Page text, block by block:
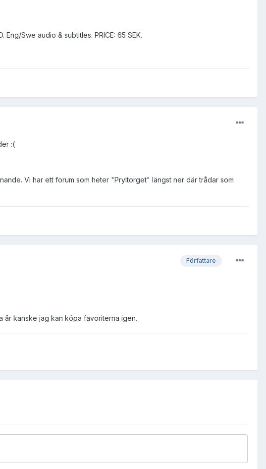
Swe audio & subtitles. PRICE: 65 SEK.
:(
Vi har ett forum som heter "Pryltorget" längst ner där trådar som
Författare
år kanske jag kan köpa favoriterna igen.